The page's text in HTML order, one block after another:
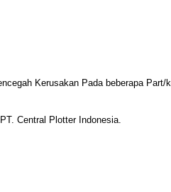
Kerusakan Pada beberapa
Central Plotter Indonesia.